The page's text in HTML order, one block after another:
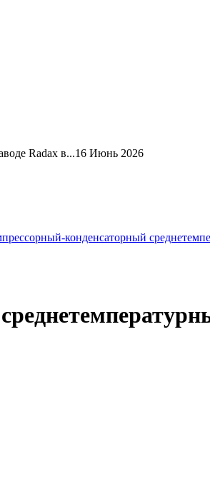
Radax в...16 Июнь 2026
конденсаторный